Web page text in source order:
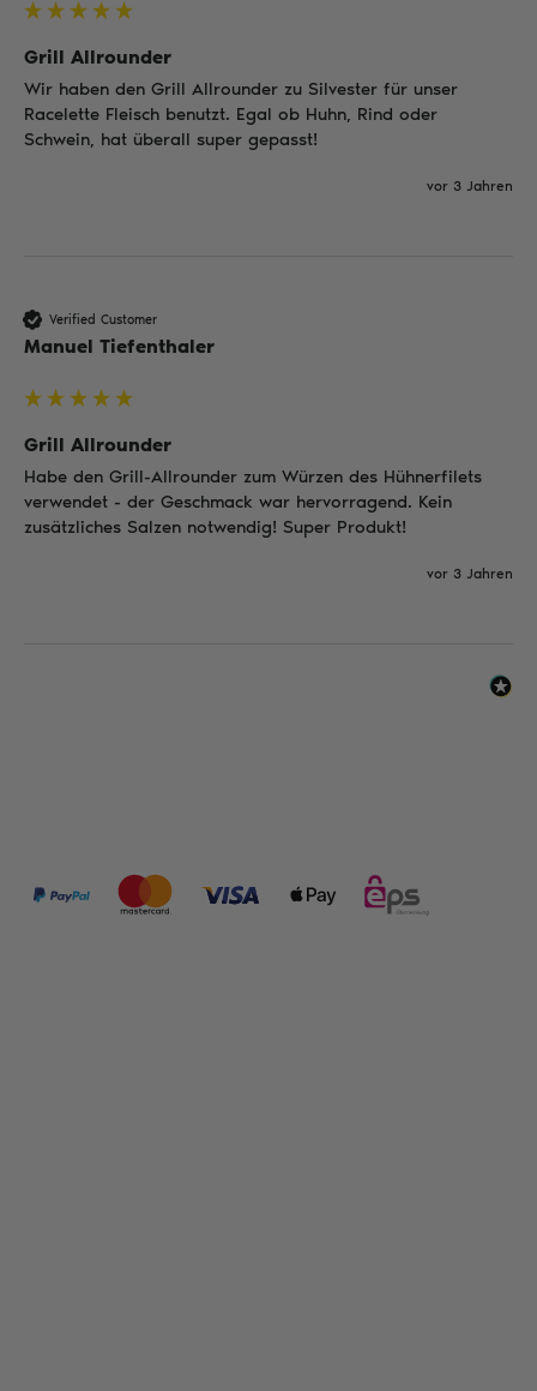
Grill Allrounder
Wir haben den Grill Allrounder zu Silvester für unser
Racelette Fleisch benutzt. Egal ob Huhn, Rind oder
Schwein, hat überall super gepasst!
vor 3 Jahren
Verified Customer
Manuel Tiefenthaler
Grill Allrounder
Habe den Grill-Allrounder zum Würzen des Hühnerfilets
verwendet - der Geschmack war hervorragend. Kein
zusätzliches Salzen notwendig! Super Produkt!
vor 3 Jahren